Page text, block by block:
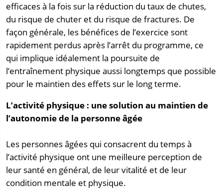
efficaces à la fois sur la réduction du taux de chutes,
du risque de chuter et du risque de fractures. De
façon générale, les bénéfices de l’exercice sont
rapidement perdus après l’arrêt du programme, ce
qui implique idéalement la poursuite de
l’entraînement physique aussi longtemps que possible
pour le maintien des effets sur le long terme.
L’activité physique : une solution au maintien de
l’autonomie de la personne âgée
Les personnes âgées qui consacrent du temps à
l’activité physique ont une meilleure perception de
leur santé en général, de leur vitalité et de leur
condition mentale et physique.